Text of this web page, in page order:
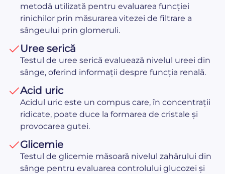
metodă utilizată pentru evaluarea funcției
rinichilor prin măsurarea vitezei de filtrare a
sângeului prin glomeruli.
Uree serică
Testul de uree serică evaluează nivelul ureei din
sânge, oferind informații despre funcția renală.
Acid uric
Acidul uric este un compus care, în concentrații
ridicate, poate duce la formarea de cristale și
provocarea gutei.
Glicemie
Testul de glicemie măsoară nivelul zahărului din
sânge pentru evaluarea controlului glucozei și